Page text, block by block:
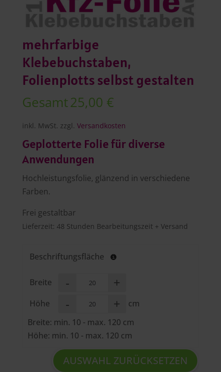
mehrfarbige
Klebebuchstaben,
Folienplotts selbst gestalten
Gesamt25,00 €
inkl. MwSt. zzgl. Versandkosten
Geplotterte Folie für diverse
Anwendungen
Hochleistungsfolie, glänzend in verschiedene
Farben.
Frei gestaltbar
Lieferzeit: 48 Stunden Bearbeitungszeit + Versand
Beschriftungsfläche
Breite - +
Höhe - +
cm
Breite: min. 10 - max. 120 cm
Höhe: min. 10 - max. 120 cm
AUSWAHL ZURÜCKSETZEN